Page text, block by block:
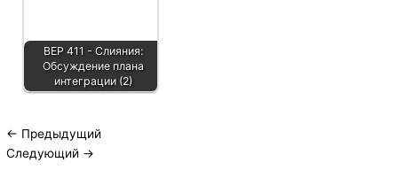
BEP 411 - Слияния:
Обсуждение плана
интеграции (2)
← Предыдущий
Следующий →